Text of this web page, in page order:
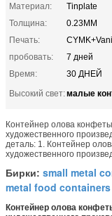
Материал:
Tinplate
Толщина:
0.23MM
Печать:
пробовать:
7 дней
Время:
30 ДНЕЙ
Высокий свет:малые
Контейнер олова
художественного
деталь: 1. Контейнер
художественного
Бирки: small metal
metal food containers
Контейнер олова